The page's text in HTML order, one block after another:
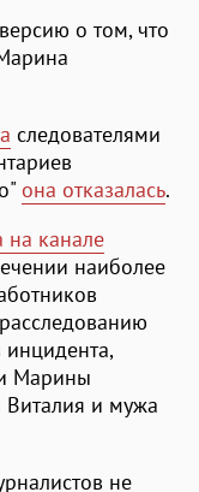
о том, что
следователями
она отказалась.
на канале
наиболее
инцидента,
Марины
и мужа
не